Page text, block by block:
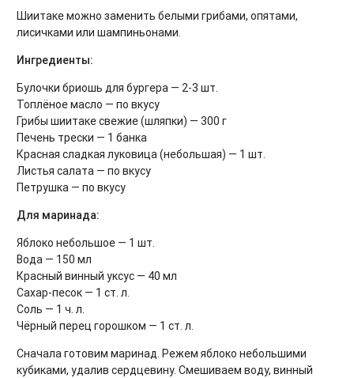
Шиитаке можно заменить белыми грибами, опятами,
лисичками или шампиньонами.
Ингредиенты:
Булочки бриошь для бургера — 2-3 шт.
Топлёное масло — по вкусу
Грибы шиитаке свежие (шляпки) — 300 г
Печень трески — 1 банка
Красная сладкая луковица (небольшая) — 1 шт.
Листья салата — по вкусу
Петрушка — по вкусу
Для маринада:
Яблоко небольшое — 1 шт.
Вода — 150 мл
Красный винный уксус — 40 мл
Сахар-песок — 1 ст. л.
Соль — 1 ч. л.
Чёрный перец горошком — 1 ст. л.
Сначала готовим маринад. Режем яблоко небольшими
кубиками, удалив сердцевину. Смешиваем воду, винный